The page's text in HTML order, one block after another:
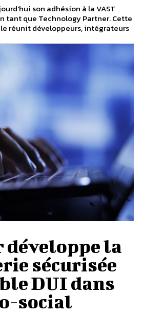
son adhésion à la VAST
tant que Technology Partner. Cette
réunit développeurs, intégrateurs
la
sécurisée
DUI dans
social